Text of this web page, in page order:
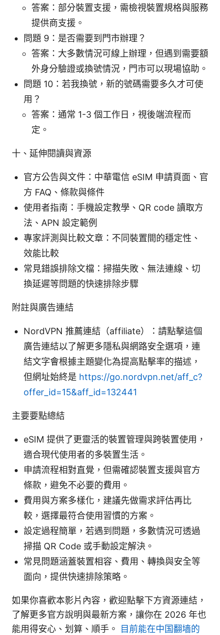
答案：部分裝置支援，需檢視裝置規格與服務
提供商支援。
問題 9：是否需要到門市辦理？
答案：大多數情況可線上辦理，但遇到需要額
外身分驗證或換號情況，門市可以現場協助。
問題 10：若我換號，新的號碼需要多久才可使
用？
答案：通常 1-3 個工作日，視後端流程而
定。
十、延伸閱讀與資源
官方公告與文件：中華電信 eSIM 申請頁面、官
方 FAQ、條款與條件
使用者指南：手機設定教學、QR code 讀取方
法、APN 設定範例
專家評測與比較文章：不同裝置間的穩定性、
效能比較
常見錯誤排除文檔：掃描失敗、無法連線、切
換延遲等問題的快速排除步驟
附註與廣告連結
NordVPN 推薦連結（affiliate）：請點擊這個
廣告連結以了解更多隱私與網路安全選項，連
結文字會根據主題變化為提高點擊率的描述，
但網址始終是 https://go.nordvpn.net/aff_c?
offer_id=15&aff_id=132441
主要要點總結
eSIM 提供了更靈活的裝置管理與跨裝置使用，
適合現代使用者的多裝置生活。
申請流程相對直覺，但需確認裝置支援與官方
條款，避免不必要的費用。
費用與方案多樣化，建議先做需求評估再比
較，選擇最符合使用習慣的方案。
設定過程簡單，若遇到問題，多數情況可透過
掃描 QR Code 或手動設定解決。
常見問題涵蓋裝置相容、費用、轉換與安全等
面向，提供快速排除策略。
如果你喜歡本影片內容，歡迎點擊下方資源連結，
了解更多官方說明與最新方案，讓你在 2026 年也
能用得安心、划算、順手。
目前能在中国翻墙的